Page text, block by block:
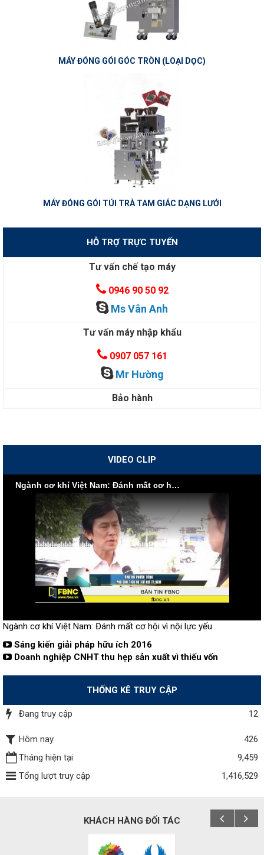
MÁY ĐÓNG GÓI GÓC TRÒN (LOẠI DỌC)
MÁY ĐÓNG GÓI TÚI TRÀ TAM GIÁC DẠNG LƯỚI
HỖ TRỢ TRỰC TUYẾN
Tư vấn chế tạo máy
0946 90 50 92
Ms Vân Anh
Tư vấn máy nhập khẩu
0907 057 161
Mr Hường
Bảo hành
VIDEO CLIP
Ngành cơ khí Việt Nam: Đánh mất cơ hội vì nội lực yếu
Ngành cơ khí Việt Nam: Đánh mất cơ hội vì nội lực yếu
Sáng kiến giải pháp hữu ích 2016
Doanh nghiệp CNHT thu hẹp sản xuất vì thiếu vốn
THỐNG KÊ TRUY CẬP
Đang truy cập 12
Hôm nay
426
Tháng hiện tại
9,459
Tổng lượt truy cập
1,416,529
KHÁCH HÀNG ĐỐI TÁC